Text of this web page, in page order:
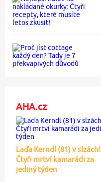
AHA.cz
Laďa Kerndl (81) v slzách!
Čtyři mrtví kamarádi za
jediný týden